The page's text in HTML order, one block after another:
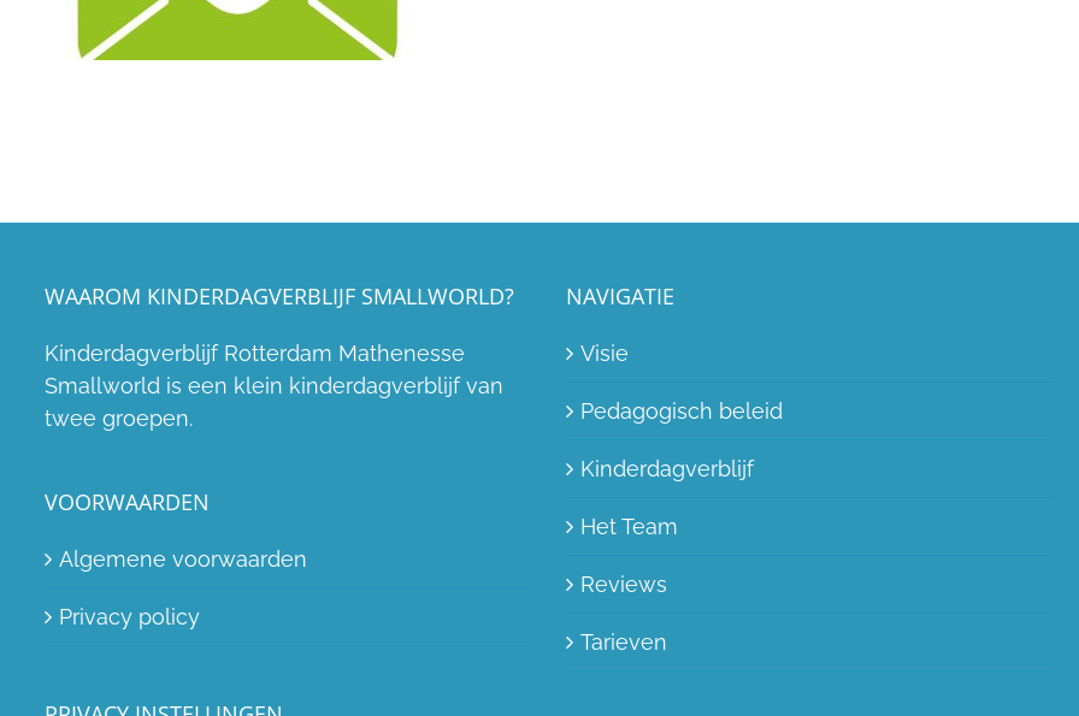
WAAROM KINDERDAGVERBLIJF SMALLWORLD?
Kinderdagverblijf Rotterdam Mathenesse
Smallworld is een klein kinderdagverblijf van
twee groepen.
VOORWAARDEN
Algemene voorwaarden
Privacy policy
NAVIGATIE
Visie
Pedagogisch beleid
Kinderdagverblijf
Het Team
Reviews
Tarieven